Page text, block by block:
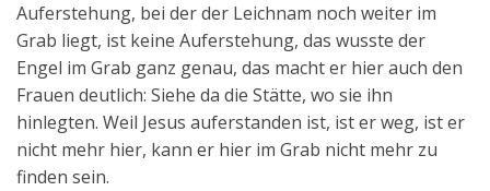
Auferstehung, bei der der Leichnam noch weiter im
Grab liegt, ist keine Auferstehung, das wusste der
Engel im Grab ganz genau, das macht er hier auch den
Frauen deutlich: Siehe da die Stätte, wo sie ihn
hinlegten. Weil Jesus auferstanden ist, ist er weg, ist er
nicht mehr hier, kann er hier im Grab nicht mehr zu
finden sein.